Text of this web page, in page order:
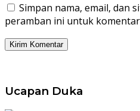
Simpan nama, email, dan
peramban ini untuk
Ucapan Duka